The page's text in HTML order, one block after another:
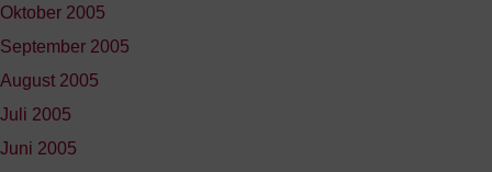
Oktober 2005
September 2005
August 2005
Juli 2005
Juni 2005